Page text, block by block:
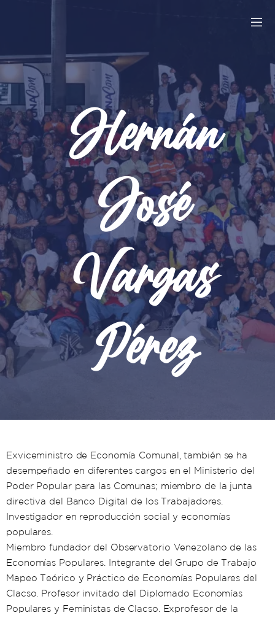
Hernán
José
Vargas
Pérez
Exviceministro de Economía Comunal, también se ha
desempeñado en diferentes cargos en el Ministerio del
Poder Popular para las Comunas; miembro de la junta
directiva del Banco Digital de los Trabajadores.
Investigador en reproducción social y economías
populares.
Miembro fundador del Observatorio Venezolano de las
Economías Populares. Integrante del Grupo de Trabajo
Mapeo Teórico y Práctico de Economías Populares del
Clacso. Profesor invitado del Diplomado Economías
Populares y Feministas de Clacso. Exprofesor de la